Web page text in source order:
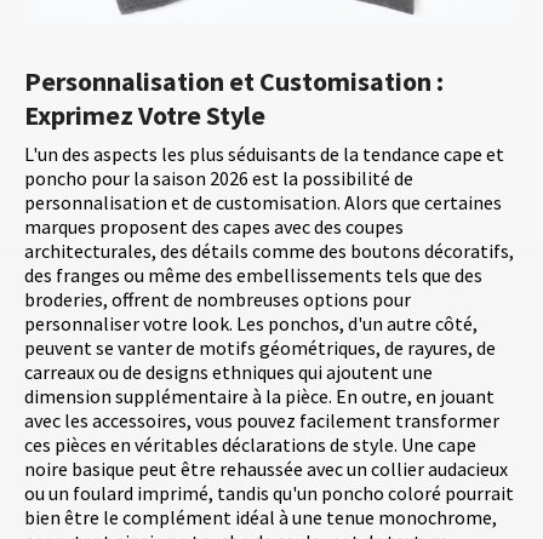
Personnalisation et Customisation :
Exprimez Votre Style
L'un des aspects les plus séduisants de la tendance cape et
poncho pour la saison 2026 est la possibilité de
personnalisation et de customisation. Alors que certaines
marques proposent des capes avec des coupes
architecturales, des détails comme des boutons décoratifs,
des franges ou même des embellissements tels que des
broderies, offrent de nombreuses options pour
personnaliser votre look. Les ponchos, d'un autre côté,
peuvent se vanter de motifs géométriques, de rayures, de
carreaux ou de designs ethniques qui ajoutent une
dimension supplémentaire à la pièce. En outre, en jouant
avec les accessoires, vous pouvez facilement transformer
ces pièces en véritables déclarations de style. Une cape
noire basique peut être rehaussée avec un collier audacieux
ou un foulard imprimé, tandis qu'un poncho coloré pourrait
bien être le complément idéal à une tenue monochrome,